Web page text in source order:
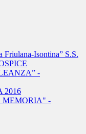
Friulana-Isontina” S.S.
-
2016
MEMORIA" -